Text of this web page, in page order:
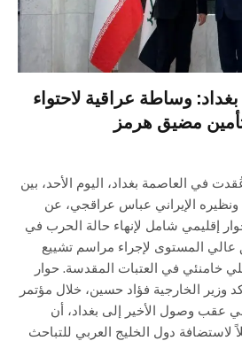
وساطة عراقية لاحتواء
مضيق هرمز
في العاصمة بغداد، اليوم الأحد، بين
ونظيره الإيراني عباس عراقجي، عن
إقليمي شامل لإنهاء حالة الحرب في
عالي المستوى لإجراء مراسم تشييع
خامنئي في العتبات المقدسة. حوار
وزير الخارجية فؤاد حسين، خلال مؤتمر
وصول الأخير إلى بغداد، أن
لاستضافة دول الخليج العربي للتباحث